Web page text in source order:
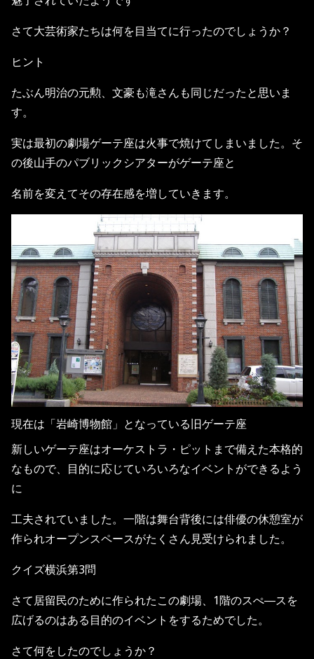
さて大芸術家たちは何を目当てに行ったのでしょうか？
ヒント
たぶん明治の元勲、文豪も滝さんも同じだったと思いま
す。
実は最初の劇場ゲーテ座は火事で焼けてしまいました。そ
の後山手のパブリックシアターがゲーテ座と
名前を変えてその存在感を増していきます。
現在は「岩崎博物館」となっている旧ゲーテ座
新しいゲーテ座はオーケストラ・ピットまで備えた本格的
なもので、目的に応じていろいろなイベントができるよう
に
工夫されていました。一階は舞台背後には俳優の休憩室が
作られオープンスペースがたくさん見受けられました。
クイズ横浜第3問
さて居留民のために作られたこの劇場、1階のスぺ―スを
広げるのはある目的のイベントをするためでした。
さて何をしたのでしょうか？